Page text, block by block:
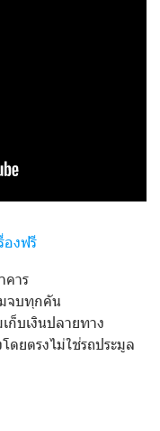
องฟรี
คาร
จบทุกคัน
ก็บเงินปลายทาง
ดยตรงไม่ใช่รถประมูล